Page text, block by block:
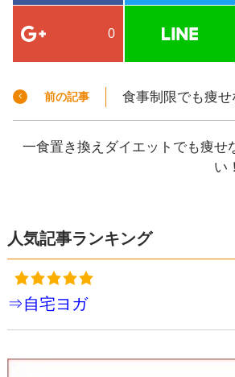
0
前の記事 食事制限でも痩せ
一食置き換えダイエットでも痩せ
い！
人気記事ランキング
⇒自宅ヨガ